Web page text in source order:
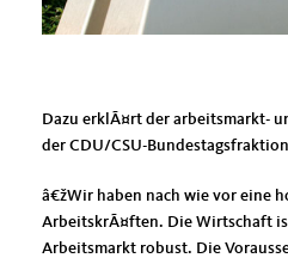
Dazu erklÃ¤rt der arbeitsmarkt-
der CDU/CSU-
žWir haben nach wie vor eine
ArbeitskrÃ¤ften. Die Wirtschaft
Arbeitsmarkt robust. Die